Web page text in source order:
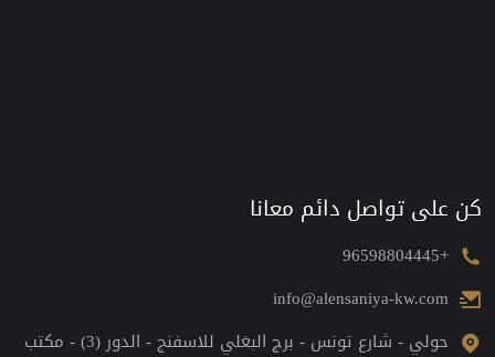
كن على تواصل دائم معانا
+96598804445
info@alensaniya-kw.com
حولي - شارع تونس - برج البغلي للاسفنج - الدور (3) - مكتب